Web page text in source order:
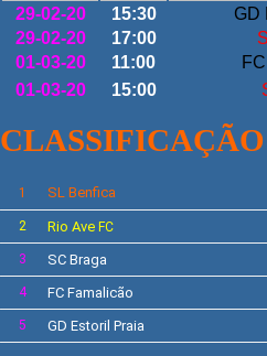
29-02-20
15:30
GD
29-02-20
17:00
01-03-20
11:00
01-03-20
15:00
1 SL Benfica
2 Rio Ave FC
3 SC Braga
4 FC Famalicão
5 GD Estoril Praia